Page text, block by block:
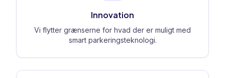
Innovation
Vi flytter grænserne for hvad der er muligt med
smart parkeringsteknologi.